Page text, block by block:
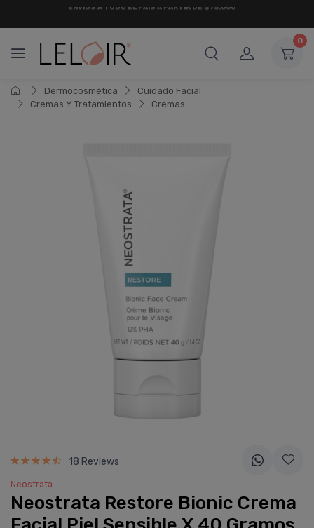
0
Dermocosmética
Cuidado Facial
Cremas Y Tratamientos
Cremas
18 Reviews
Neostrata
Neostrata Restore Bionic Crema